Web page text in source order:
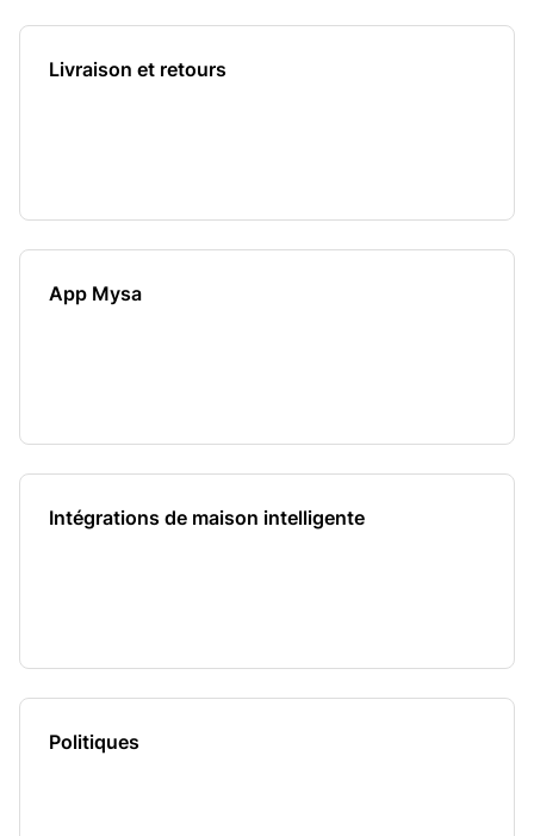
Livraison et retours
App Mysa
Intégrations de maison intelligente
Politiques